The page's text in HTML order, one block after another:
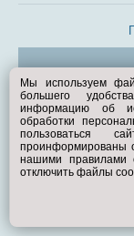
Мы используем
большего
информацию об
обработки
пользоваться
проинформированы
нашими правилами
отключить файлы